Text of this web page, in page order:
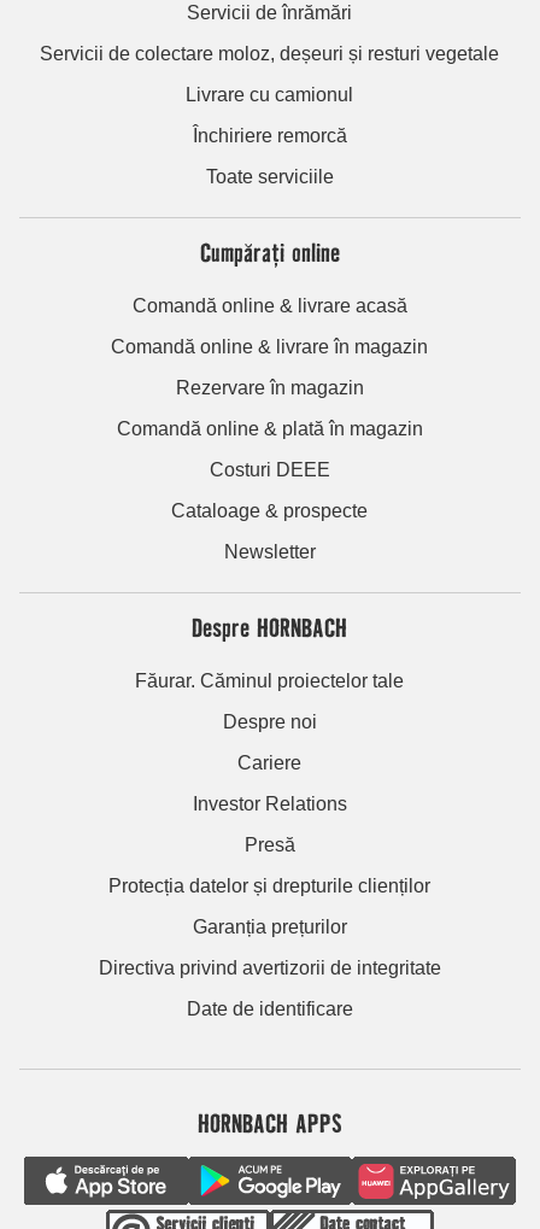
Servicii de înrămări
Servicii de colectare moloz, deșeuri și resturi vegetale
Livrare cu camionul
Închiriere remorcă
Toate serviciile
Cumpărați online
Comandă online & livrare acasă
Comandă online & livrare în magazin
Rezervare în magazin
Comandă online & plată în magazin
Costuri DEEE
Cataloage & prospecte
Newsletter
Despre HORNBACH
Făurar. Căminul proiectelor tale
Despre noi
Cariere
Investor Relations
Presă
Protecția datelor și drepturile clienților
Garanția prețurilor
Directiva privind avertizorii de integritate
Date de identificare
HORNBACH APPS